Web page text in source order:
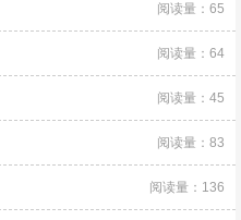
阅读量：65
阅读量：64
阅读量：45
阅读量：83
阅读量：136